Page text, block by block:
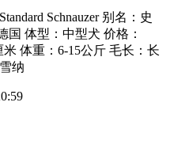
Schnauzer 别名：史
国 体型：中型犬 价格：
米 体重：6-15公斤 毛长：长
纳